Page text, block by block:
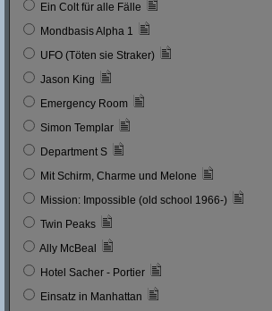
Ein Colt für alle Fälle
Mondbasis Alpha 1
UFO (Töten sie Straker)
Jason King
Emergency Room
Simon Templar
Department S
Mit Schirm, Charme und Melone
Mission: Impossible (old school 1966-)
Twin Peaks
Ally McBeal
Hotel Sacher - Portier
Einsatz in Manhattan